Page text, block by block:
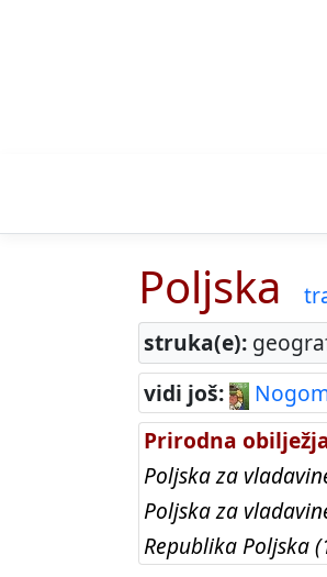
Poljska
struka(e):
vidi još:
Prirodna
Poljska za
Poljska za
Republika Poljska